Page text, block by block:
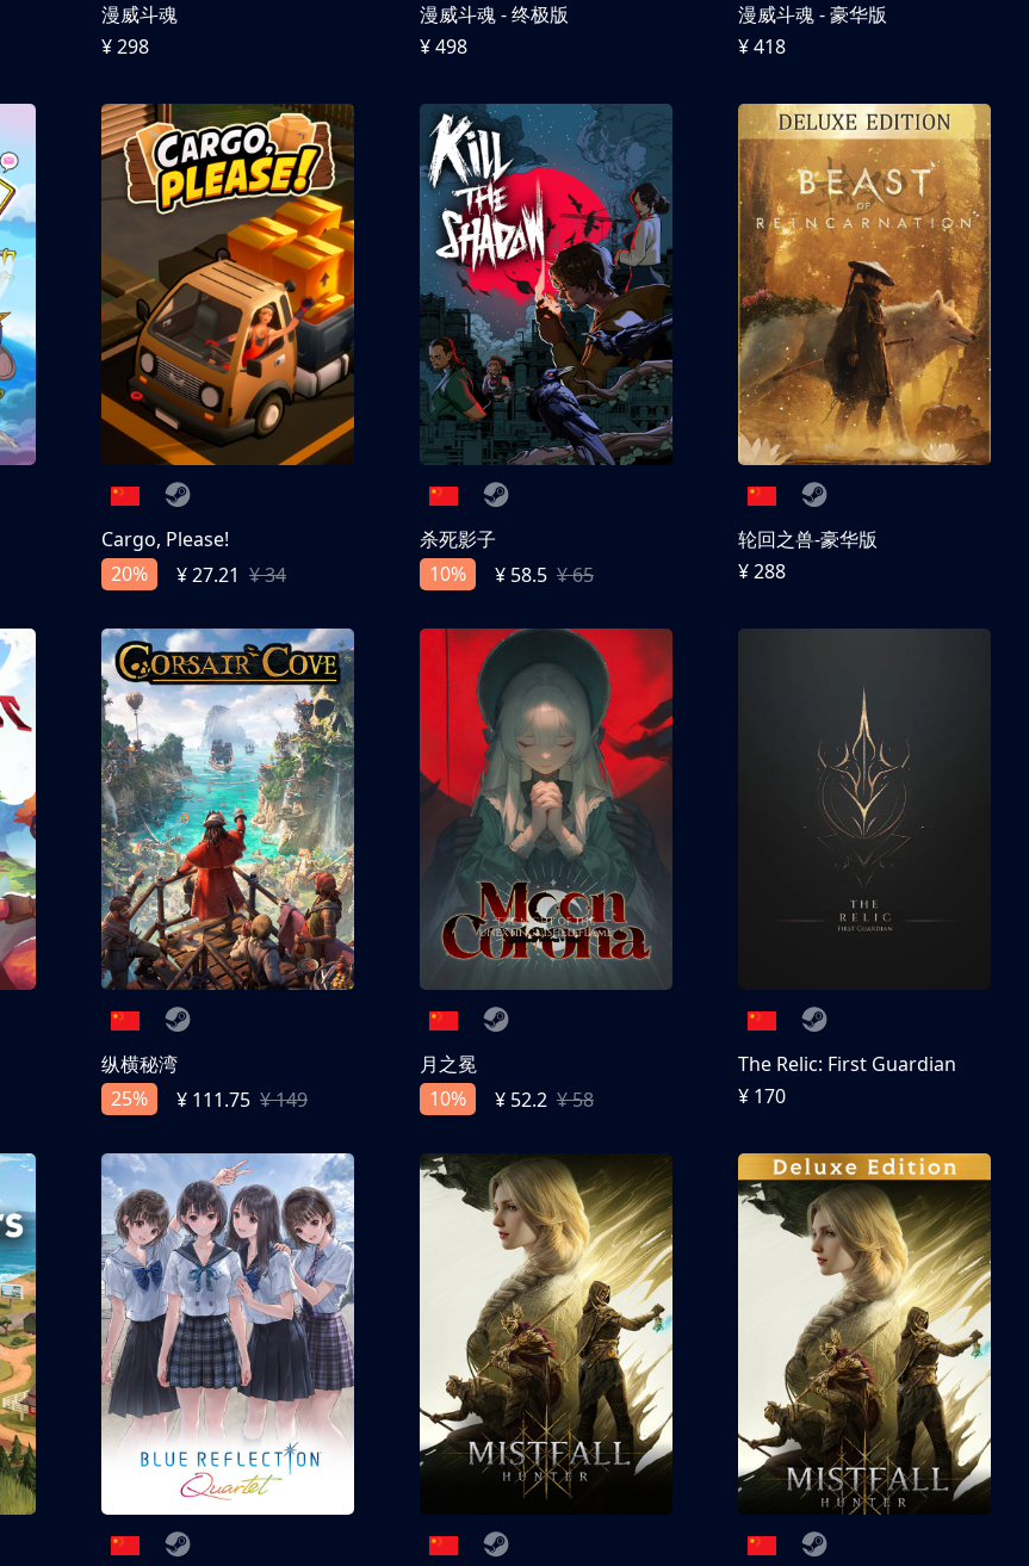
漫威斗魂
¥ 298
漫威斗魂 - 终极版
¥ 498
漫威斗魂 - 豪华版
¥ 418
Cargo, Please!
20%
¥ 27.21 ¥ 34
杀死影子
10%
¥ 58.5 ¥ 65
轮回之兽-豪华版
¥ 288
纵横秘湾
25%
¥ 111.75 ¥ 149
月之冕
10%
¥ 52.2 ¥ 58
The Relic: First Guardian
¥ 170